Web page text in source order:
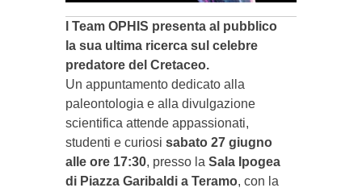
l Team OPHIS presenta al pubblico
la sua ultima ricerca sul celebre
predatore del Cretaceo.
Un appuntamento dedicato alla
paleontologia e alla divulgazione
scientifica attende appassionati,
studenti e curiosi sabato 27 giugno
alle ore 17:30, presso la Sala Ipogea
di Piazza Garibaldi a Teramo, con la